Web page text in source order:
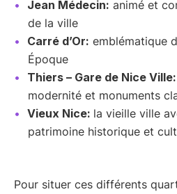
Jean Médecin: animé et
de la ville
Carré d’Or: emblématique
Époque
Thiers – Gare de Nice Ville:
modernité et monuments
Vieux Nice: la vieille ville
patrimoine historique et
Pour situer ces différents